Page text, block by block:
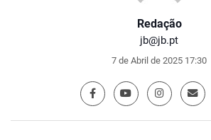
Redação
jb@jb.pt
7 de Abril de 2025 17:30